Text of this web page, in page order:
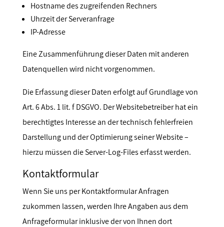
Hostname des zugreifenden Rechners
Uhrzeit der Serveranfrage
IP-Adresse
Eine Zusammenführung dieser Daten mit anderen
Datenquellen wird nicht vorgenommen.
Die Erfassung dieser Daten erfolgt auf Grundlage von
Art. 6 Abs. 1 lit. f DSGVO. Der Websitebetreiber hat ein
berechtigtes Interesse an der technisch fehlerfreien
Darstellung und der Optimierung seiner Website –
hierzu müssen die Server-Log-Files erfasst werden.
Kontaktformular
Wenn Sie uns per Kontaktformular Anfragen
zukommen lassen, werden Ihre Angaben aus dem
Anfrageformular inklusive der von Ihnen dort